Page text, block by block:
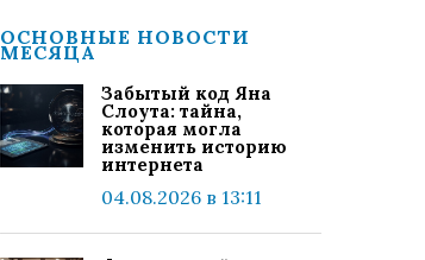
ОСНОВНЫЕ НОВОСТИ
МЕСЯЦА
Забытый код Яна
Слоута: тайна,
которая могла
изменить историю
интернета
04.08.2026 в 13:11